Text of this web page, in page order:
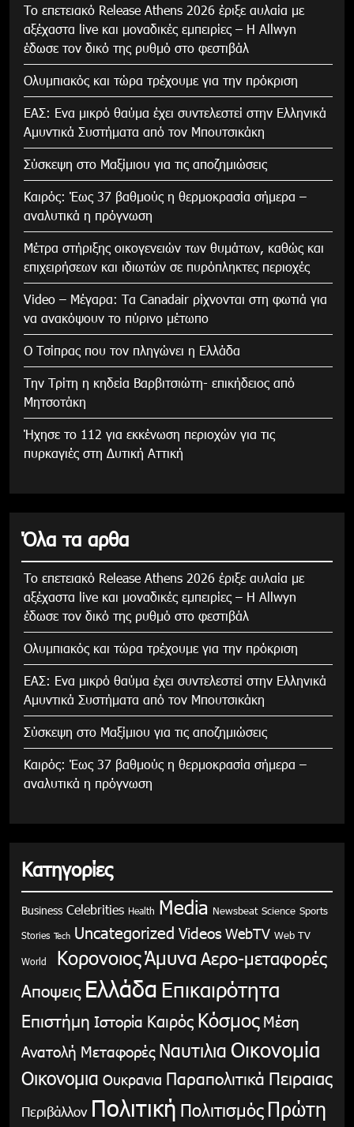
Το επετειακό Release Athens 2026 έριξε αυλαία με
αξέχαστα live και μοναδικές εμπειρίες – Η Allwyn
έδωσε τον δικό της ρυθμό στο φεστιβάλ
Ολυμπιακός και τώρα τρέχουμε για την πρόκριση
ΕΑΣ: Ενα μικρό θαύμα έχει συντελεστεί στην Ελληνικά
Αμυντικά Συστήματα από τον Μπουτσικάκη
Σύσκεψη στο Μαξίμιου για τις αποζημιώσεις
Καιρός: Έως 37 βαθμούς η θερμοκρασία σήμερα –
αναλυτικά η πρόγνωση
Μέτρα στήριξης οικογενειών των θυμάτων, καθώς και
επιχειρήσεων και ιδιωτών σε πυρόπληκτες περιοχές
Video – Μέγαρα: Τα Canadair ρίχνονται στη φωτιά για
να ανακόψουν το πύρινο μέτωπο
Ο Τσίπρας που τον πληγώνει η Ελλάδα
Την Τρίτη η κηδεία Βαρβιτσιώτη- επικήδειος από
Μητσοτάκη
Ήχησε το 112 για εκκένωση περιοχών για τις
πυρκαγιές στη Δυτική Αττική
Όλα τα αρθα
Το επετειακό Release Athens 2026 έριξε αυλαία με
αξέχαστα live και μοναδικές εμπειρίες – Η Allwyn
έδωσε τον δικό της ρυθμό στο φεστιβάλ
Ολυμπιακός και τώρα τρέχουμε για την πρόκριση
ΕΑΣ: Ενα μικρό θαύμα έχει συντελεστεί στην Ελληνικά
Αμυντικά Συστήματα από τον Μπουτσικάκη
Σύσκεψη στο Μαξίμιου για τις αποζημιώσεις
Καιρός: Έως 37 βαθμούς η θερμοκρασία σήμερα –
αναλυτικά η πρόγνωση
Κατηγορίες
Business Celebrities Health Media Newsbeat Science Sports
Stories Tech Uncategorized Videos WebTV Web TV
World ΚορονοιοςΆμυνα Αερο-μεταφορές
Αποψεις Ελλάδα Επικαιρότητα
Επιστήμη Ιστορία Καιρός Κόσμος Μέση
Ανατολή Μεταφορές Ναυτιλια Οικονομία
Οικονομια Ουκρανια Παραπολιτικά Πειραιας
Περιβάλλον Πολιτική Πολιτισμός Πρώτη